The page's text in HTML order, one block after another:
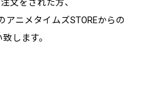
文をされた方、
ニメタイムズSTOREからの
します。